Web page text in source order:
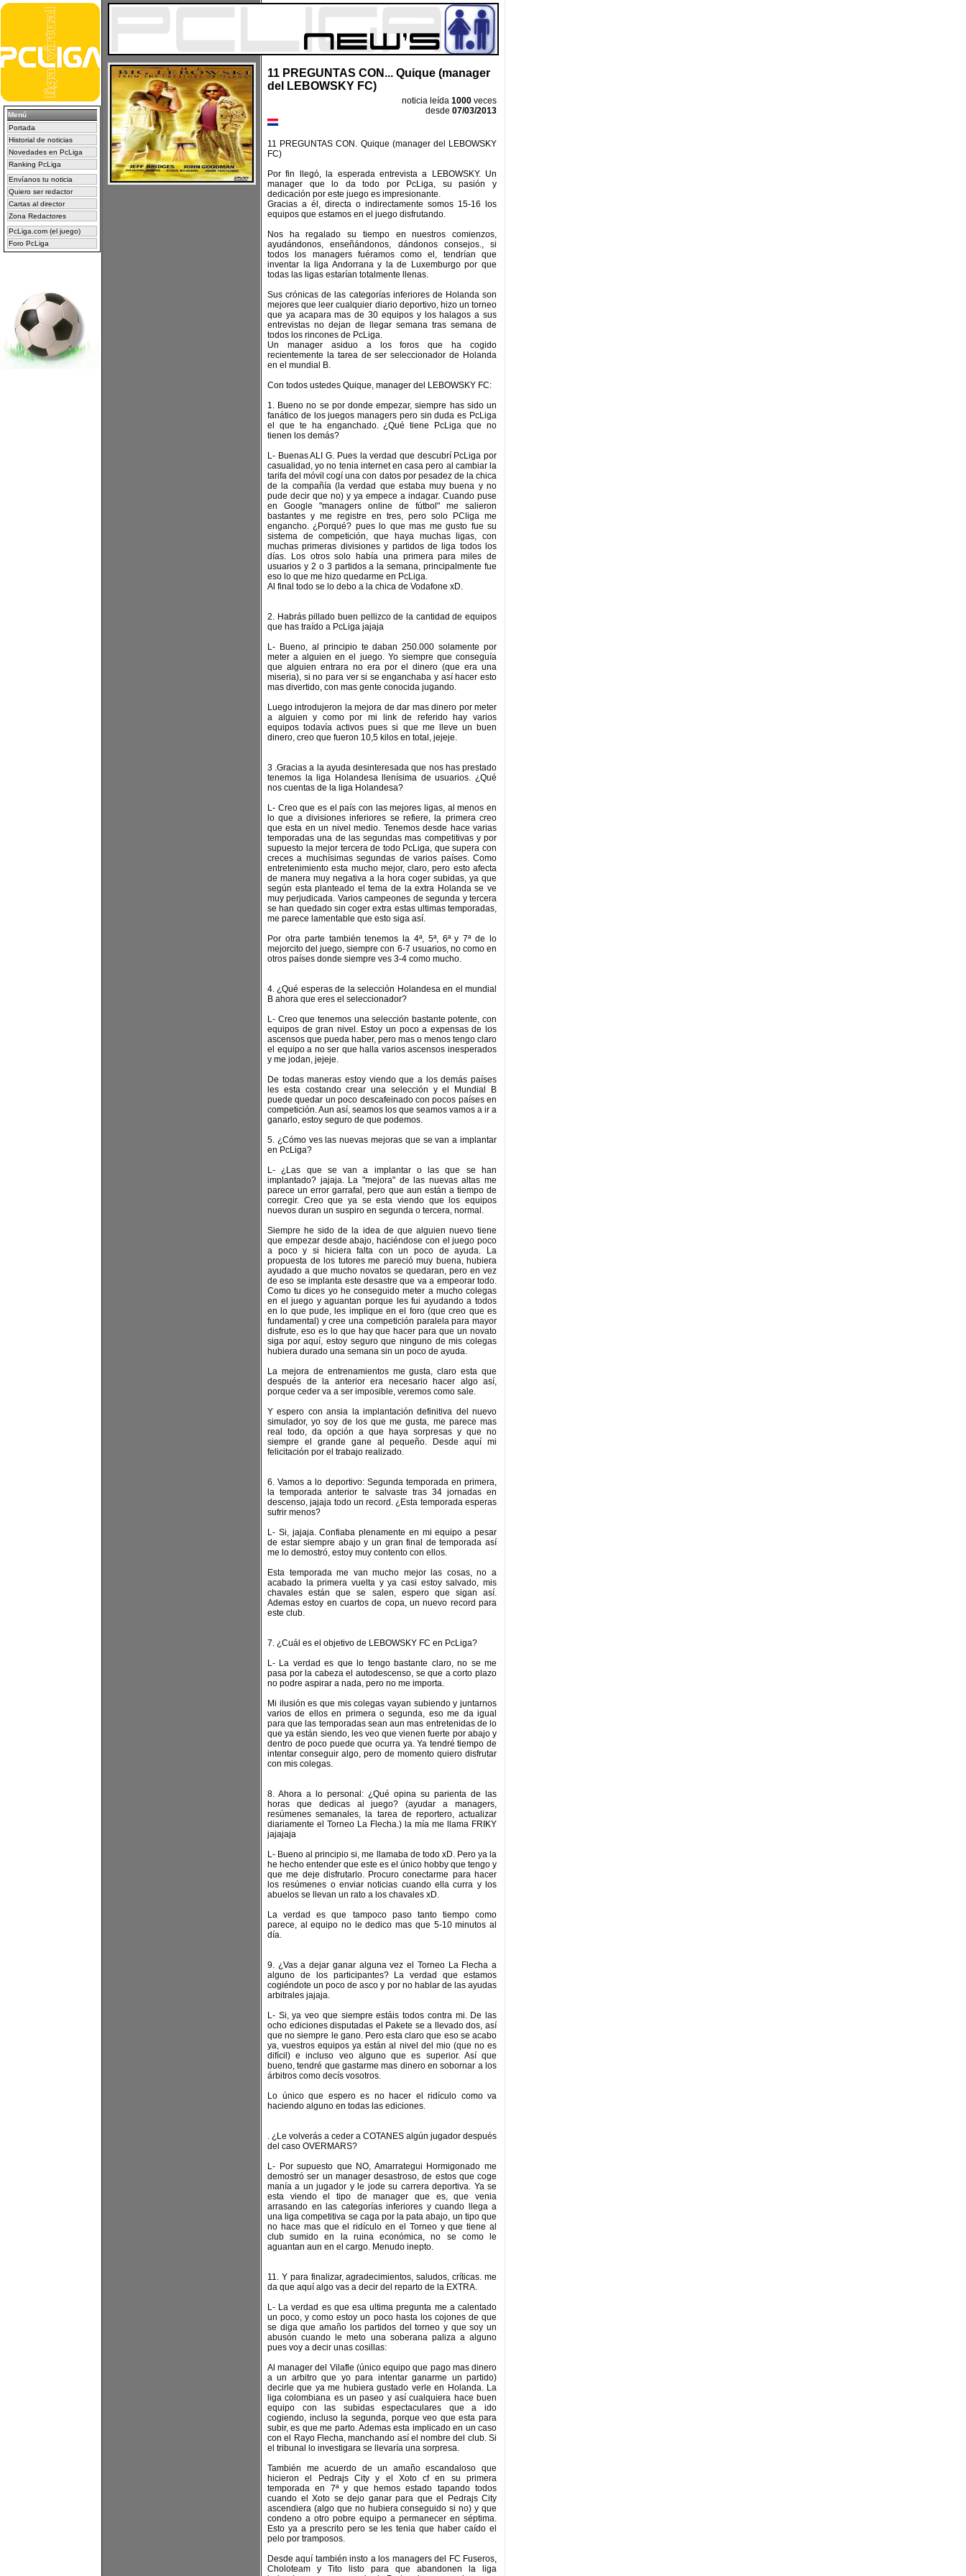
Menú
Portada
Historial de noticias
Novedades en PcLiga
Ranking PcLiga
Envíanos tu noticia
Quiero ser redactor
Cartas al director
Zona Redactores
PcLiga.com (el juego)
Foro PcLiga
11 PREGUNTAS CON... Quique (manager
del LEBOWSKY FC)
noticia leída 1000 veces
desde 07/03/2013
11 PREGUNTAS CON. Quique (manager del LEBOWSKY
FC)
Por fin llegó, la esperada entrevista a LEBOWSKY. Un
manager que lo da todo por PcLiga, su pasión y
dedicación por este juego es impresionante.
Gracias a él, directa o indirectamente somos 15-16 los
equipos que estamos en el juego disfrutando.
Nos ha regalado su tiempo en nuestros comienzos,
ayudándonos, enseñándonos, dándonos consejos., si
todos los managers fuéramos como el, tendrían que
inventar la liga Andorrana y la de Luxemburgo por que
todas las ligas estarían totalmente llenas.
Sus crónicas de las categorías inferiores de Holanda son
mejores que leer cualquier diario deportivo, hizo un torneo
que ya acapara mas de 30 equipos y los halagos a sus
entrevistas no dejan de llegar semana tras semana de
todos los rincones de PcLiga.
Un manager asiduo a los foros que ha cogido
recientemente la tarea de ser seleccionador de Holanda
en el mundial B.
Con todos ustedes Quique, manager del LEBOWSKY FC:
1. Bueno no se por donde empezar, siempre has sido un
fanático de los juegos managers pero sin duda es PcLiga
el que te ha enganchado. ¿Qué tiene PcLiga que no
tienen los demás?
L- Buenas ALI G. Pues la verdad que descubrí PcLiga por
casualidad, yo no tenia internet en casa pero al cambiar la
tarifa del móvil cogí una con datos por pesadez de la chica
de la compañía (la verdad que estaba muy buena y no
pude decir que no) y ya empece a indagar. Cuando puse
en Google "managers online de fútbol" me salieron
bastantes y me registre en tres, pero solo PCliga me
engancho. ¿Porqué? pues lo que mas me gusto fue su
sistema de competición, que haya muchas ligas, con
muchas primeras divisiones y partidos de liga todos los
días. Los otros solo había una primera para miles de
usuarios y 2 o 3 partidos a la semana, principalmente fue
eso lo que me hizo quedarme en PcLiga.
Al final todo se lo debo a la chica de Vodafone xD.
2. Habrás pillado buen pellizco de la cantidad de equipos
que has traído a PcLiga jajaja
L- Bueno, al principio te daban 250.000 solamente por
meter a alguien en el juego. Yo siempre que conseguía
que alguien entrara no era por el dinero (que era una
miseria), si no para ver si se enganchaba y así hacer esto
mas divertido, con mas gente conocida jugando.
Luego introdujeron la mejora de dar mas dinero por meter
a alguien y como por mi link de referido hay varios
equipos todavía activos pues si que me lleve un buen
dinero, creo que fueron 10,5 kilos en total, jejeje.
3 .Gracias a la ayuda desinteresada que nos has prestado
tenemos la liga Holandesa llenísima de usuarios. ¿Qué
nos cuentas de la liga Holandesa?
L- Creo que es el país con las mejores ligas, al menos en
lo que a divisiones inferiores se refiere, la primera creo
que esta en un nivel medio. Tenemos desde hace varias
temporadas una de las segundas mas competitivas y por
supuesto la mejor tercera de todo PcLiga, que supera con
creces a muchísimas segundas de varios países. Como
entretenimiento esta mucho mejor, claro, pero esto afecta
de manera muy negativa a la hora coger subidas, ya que
según esta planteado el tema de la extra Holanda se ve
muy perjudicada. Varios campeones de segunda y tercera
se han quedado sin coger extra estas ultimas temporadas,
me parece lamentable que esto siga así.
Por otra parte también tenemos la 4ª, 5ª, 6ª y 7ª de lo
mejorcito del juego, siempre con 6-7 usuarios, no como en
otros países donde siempre ves 3-4 como mucho.
4. ¿Qué esperas de la selección Holandesa en el mundial
B ahora que eres el seleccionador?
L- Creo que tenemos una selección bastante potente, con
equipos de gran nivel. Estoy un poco a expensas de los
ascensos que pueda haber, pero mas o menos tengo claro
el equipo a no ser que halla varios ascensos inesperados
y me jodan, jejeje.
De todas maneras estoy viendo que a los demás países
les esta costando crear una selección y el Mundial B
puede quedar un poco descafeinado con pocos países en
competición. Aun así, seamos los que seamos vamos a ir a
ganarlo, estoy seguro de que podemos.
5. ¿Cómo ves las nuevas mejoras que se van a implantar
en PcLiga?
L- ¿Las que se van a implantar o las que se han
implantado? jajaja. La "mejora" de las nuevas altas me
parece un error garrafal, pero que aun están a tiempo de
corregir. Creo que ya se esta viendo que los equipos
nuevos duran un suspiro en segunda o tercera, normal.
Siempre he sido de la idea de que alguien nuevo tiene
que empezar desde abajo, haciéndose con el juego poco
a poco y si hiciera falta con un poco de ayuda. La
propuesta de los tutores me pareció muy buena, hubiera
ayudado a que mucho novatos se quedaran, pero en vez
de eso se implanta este desastre que va a empeorar todo.
Como tu dices yo he conseguido meter a mucho colegas
en el juego y aguantan porque les fui ayudando a todos
en lo que pude, les implique en el foro (que creo que es
fundamental) y cree una competición paralela para mayor
disfrute, eso es lo que hay que hacer para que un novato
siga por aquí, estoy seguro que ninguno de mis colegas
hubiera durado una semana sin un poco de ayuda.
La mejora de entrenamientos me gusta, claro esta que
después de la anterior era necesario hacer algo así,
porque ceder va a ser imposible, veremos como sale.
Y espero con ansia la implantación definitiva del nuevo
simulador, yo soy de los que me gusta, me parece mas
real todo, da opción a que haya sorpresas y que no
siempre el grande gane al pequeño. Desde aquí mi
felicitación por el trabajo realizado.
6. Vamos a lo deportivo: Segunda temporada en primera,
la temporada anterior te salvaste tras 34 jornadas en
descenso, jajaja todo un record. ¿Esta temporada esperas
sufrir menos?
L- Si, jajaja. Confiaba plenamente en mi equipo a pesar
de estar siempre abajo y un gran final de temporada así
me lo demostró, estoy muy contento con ellos.
Esta temporada me van mucho mejor las cosas, no a
acabado la primera vuelta y ya casi estoy salvado, mis
chavales están que se salen, espero que sigan así.
Ademas estoy en cuartos de copa, un nuevo record para
este club.
7. ¿Cuál es el objetivo de LEBOWSKY FC en PcLiga?
L- La verdad es que lo tengo bastante claro, no se me
pasa por la cabeza el autodescenso, se que a corto plazo
no podre aspirar a nada, pero no me importa.
Mi ilusión es que mis colegas vayan subiendo y juntarnos
varios de ellos en primera o segunda, eso me da igual
para que las temporadas sean aun mas entretenidas de lo
que ya están siendo, les veo que vienen fuerte por abajo y
dentro de poco puede que ocurra ya. Ya tendré tiempo de
intentar conseguir algo, pero de momento quiero disfrutar
con mis colegas.
8. Ahora a lo personal: ¿Qué opina su parienta de las
horas que dedicas al juego? (ayudar a managers,
resúmenes semanales, la tarea de reportero, actualizar
diariamente el Torneo La Flecha.) la mía me llama FRIKY
jajajaja
L- Bueno al principio si, me llamaba de todo xD. Pero ya la
he hecho entender que este es el único hobby que tengo y
que me deje disfrutarlo. Procuro conectarme para hacer
los resúmenes o enviar noticias cuando ella curra y los
abuelos se llevan un rato a los chavales xD.
La verdad es que tampoco paso tanto tiempo como
parece, al equipo no le dedico mas que 5-10 minutos al
día.
9. ¿Vas a dejar ganar alguna vez el Torneo La Flecha a
alguno de los participantes? La verdad que estamos
cogiéndote un poco de asco y por no hablar de las ayudas
arbitrales jajaja.
L- Si, ya veo que siempre estáis todos contra mi. De las
ocho ediciones disputadas el Pakete se a llevado dos, así
que no siempre le gano. Pero esta claro que eso se acabo
ya, vuestros equipos ya están al nivel del mio (que no es
difícil) e incluso veo alguno que es superior. Así que
bueno, tendré que gastarme mas dinero en sobornar a los
árbitros como decís vosotros.
Lo único que espero es no hacer el ridículo como va
haciendo alguno en todas las ediciones.
. ¿Le volverás a ceder a COTANES algún jugador después
del caso OVERMARS?
L- Por supuesto que NO, Amarrategui Hormigonado me
demostró ser un manager desastroso, de estos que coge
manía a un jugador y le jode su carrera deportiva. Ya se
esta viendo el tipo de manager que es, que venia
arrasando en las categorías inferiores y cuando llega a
una liga competitiva se caga por la pata abajo, un tipo que
no hace mas que el ridículo en el Torneo y que tiene al
club sumido en la ruina económica, no se como le
aguantan aun en el cargo. Menudo inepto.
11. Y para finalizar, agradecimientos, saludos, críticas. me
da que aquí algo vas a decir del reparto de la EXTRA.
L- La verdad es que esa ultima pregunta me a calentado
un poco, y como estoy un poco hasta los cojones de que
se diga que amaño los partidos del torneo y que soy un
abusón cuando le meto una soberana paliza a alguno
pues voy a decir unas cosillas:
Al manager del Vilafle (único equipo que pago mas dinero
a un arbitro que yo para intentar ganarme un partido)
decirle que ya me hubiera gustado verle en Holanda. La
liga colombiana es un paseo y así cualquiera hace buen
equipo con las subidas espectaculares que a ido
cogiendo, incluso la segunda, porque veo que esta para
subir, es que me parto. Ademas esta implicado en un caso
con el Rayo Flecha, manchando así el nombre del club. Si
el tribunal lo investigara se llevaría una sorpresa.
También me acuerdo de un amaño escandaloso que
hicieron el Pedrajs City y el Xoto cf en su primera
temporada en 7ª y que hemos estado tapando todos
cuando el Xoto se dejo ganar para que el Pedrajs City
ascendiera (algo que no hubiera conseguido si no) y que
condeno a otro pobre equipo a permanecer en séptima.
Esto ya a prescrito pero se les tenia que haber caído el
pelo por tramposos.
Desde aquí también insto a los managers del FC Fuseros,
Choloteam y Tito listo para que abandonen la liga